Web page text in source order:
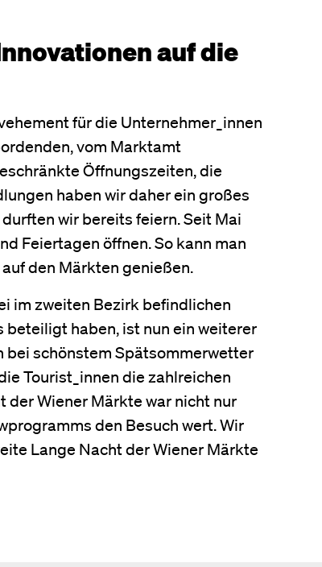
auf die
für die Unternehmer_innen
vom Marktamt
Öffnungszeiten, die
haben wir daher ein großes
wir bereits feiern. Seit Mai
Feiertagen öffnen. So kann man
den Märkten genießen.
im zweiten Bezirk befindlichen
haben, ist nun ein weiterer
bei schönstem Spätsommerwetter
Tourist_innen die zahlreichen
der Wiener Märkte war nicht nur
den Besuch wert. Wir
Lange Nacht der Wiener Märkte